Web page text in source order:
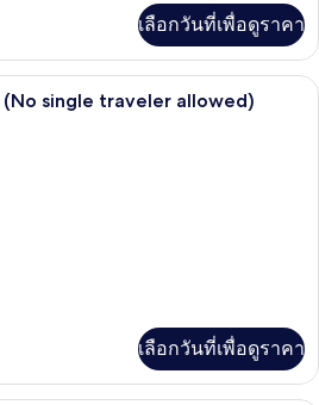
เลือกวันที่เพื่อดูราคา
ห้องทวิน, ระเบียง, วิวทะเล (No single
(No single traveler allowed)
เลือกวันที่เพื่อดูราคา